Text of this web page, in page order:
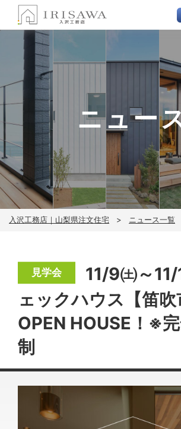
ニュー
入沢工務店｜山梨県注文住宅 ニュース一覧
11/9㈯～
ェックハウス【笛吹
OPEN HOUSE！※
制